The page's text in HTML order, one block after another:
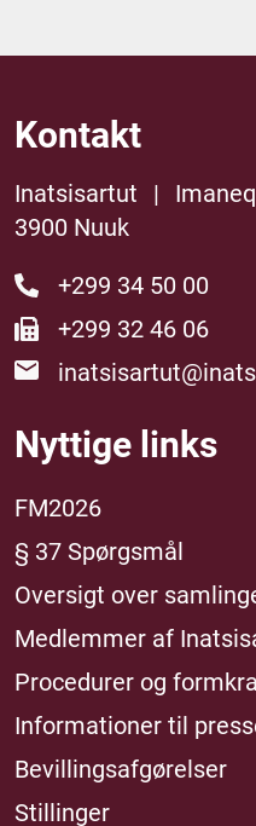
Kontakt
Inatsisartut |
3900 Nuuk
+299 34 50 00
+299 32 46 06
Nyttige links
FM2026
§ 37 Spørgsmål
Oversigt over
Medlemmer af
Procedurer og
Informationer til
Bevillingsafgørelser
Stillinger